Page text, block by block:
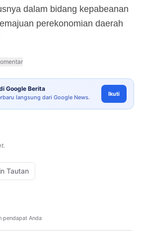
dalam bidang kepabeanan
perekonomian daerah
Google Berita
langsung dari Google News. Ikuti
Tautan
pendapat Anda